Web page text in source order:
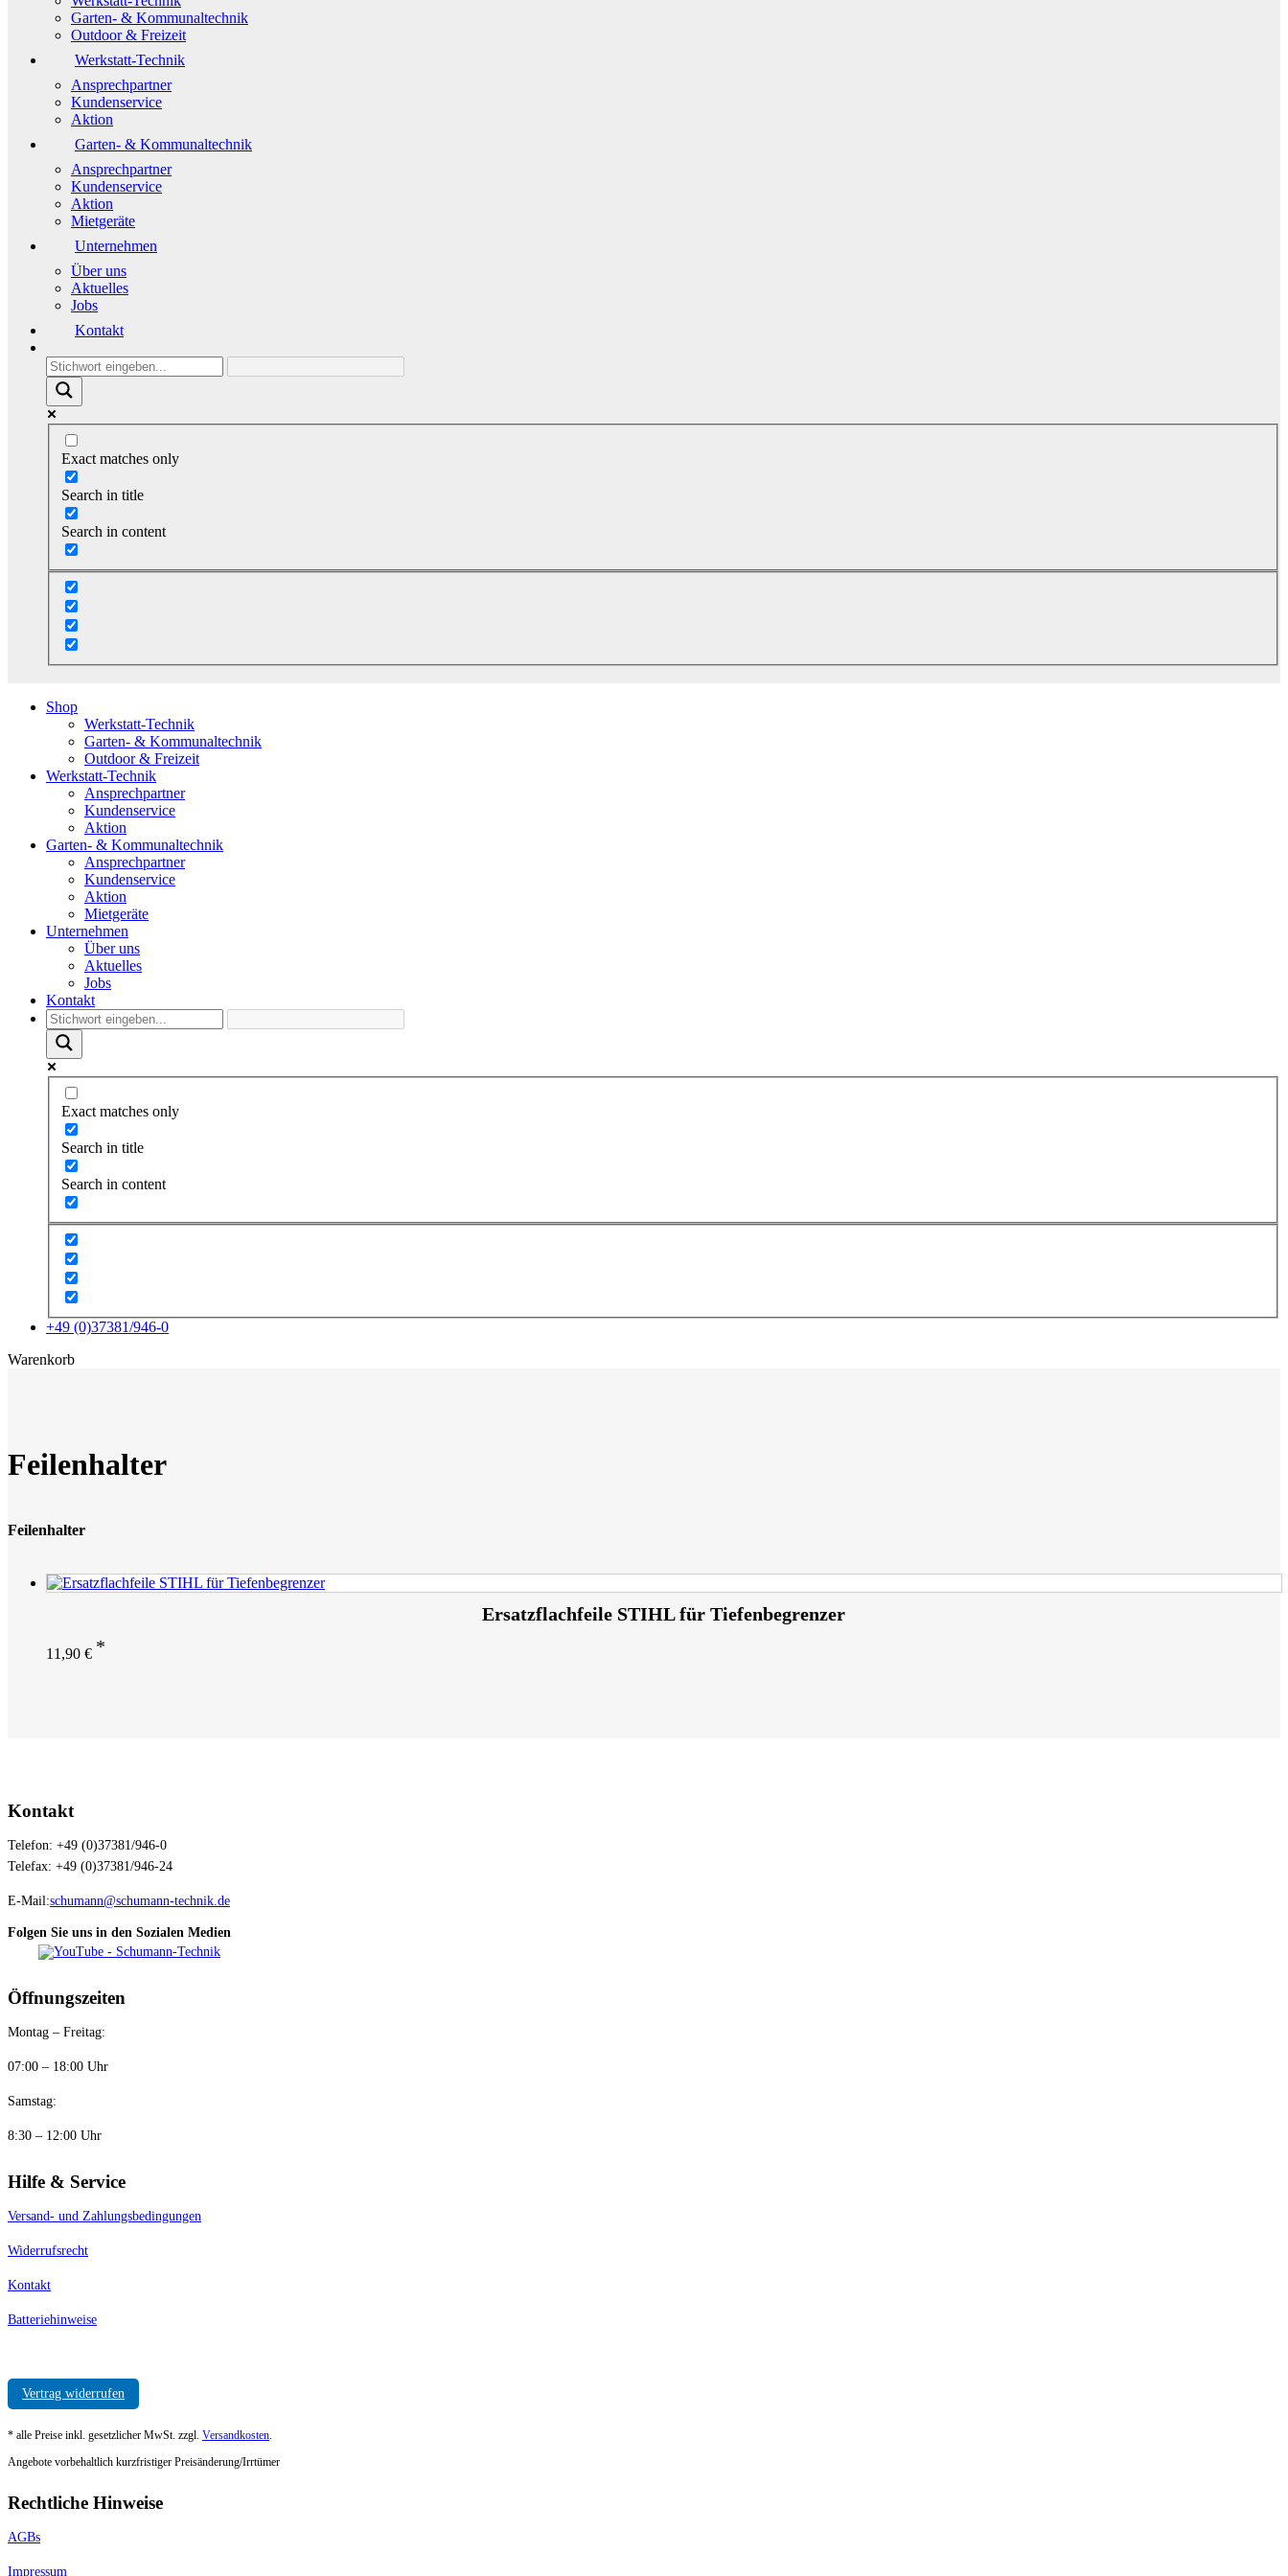
Garten- & Kommunaltechnik
Outdoor & Freizeit
Werkstatt-Technik
Ansprechpartner
Kundenservice
Aktion
Garten- & Kommunaltechnik
Ansprechpartner
Kundenservice
Aktion
Mietgeräte
Unternehmen
Über uns
Aktuelles
Jobs
Kontakt
Exact matches only
Search in title
Search in content
Shop
Werkstatt-Technik
Garten- & Kommunaltechnik
Outdoor & Freizeit
Werkstatt-Technik
Ansprechpartner
Kundenservice
Aktion
Garten- & Kommunaltechnik
Ansprechpartner
Kundenservice
Aktion
Mietgeräte
Unternehmen
Über uns
Aktuelles
Jobs
Kontakt
Exact matches only
Search in title
Search in content
+49 (0)37381/946-0
Warenkorbx
Feilenhalter
Feilenhalter
Ersatzflachfeile STIHL für Tiefenbegrenzer
11,90 €
Kontakt
Telefon: +49 (0)37381/946-0
Telefax: +49 (0)37381/946-24
E-Mail:schumann@schumann-technik.de
Folgen Sie uns in den Sozialen Medien
Öffnungszeiten
Montag – Freitag:
07:00 – 18:00 Uhr
Samstag:
8:30 – 12:00 Uhr
Hilfe & Service
Versand- und Zahlungsbedingungen
Widerrufsrecht
Kontakt
Batteriehinweise
Vertrag widerrufen
* alle Preise inkl. gesetzlicher MwSt. zzgl. Versandkosten
Angebote vorbehaltlich kurzfristiger Preisänderung/Irrtümer
Rechtliche Hinweise
AGBs
Impressum